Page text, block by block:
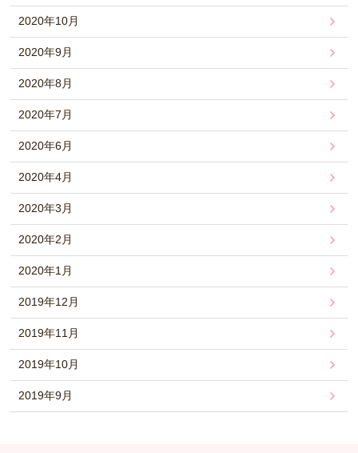
2020年10月
2020年9月
2020年8月
2020年7月
2020年6月
2020年4月
2020年3月
2020年2月
2020年1月
2019年12月
2019年11月
2019年10月
2019年9月